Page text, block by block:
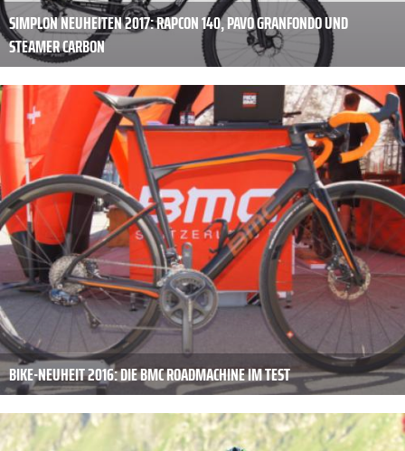
SIMPLON NEUHEITEN 2017: RAPCON 140, PAVO GRANFONDO UND
STEAMER CARBON
BIKE-NEUHEIT 2016: DIE BMC ROADMACHINE IM TEST